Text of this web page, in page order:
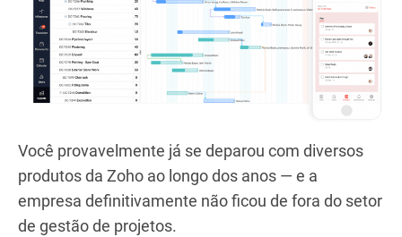
Você provavelmente já se deparou com diversos
produtos da Zoho ao longo dos anos — e a
empresa definitivamente não ficou de fora do setor
de gestão de projetos.